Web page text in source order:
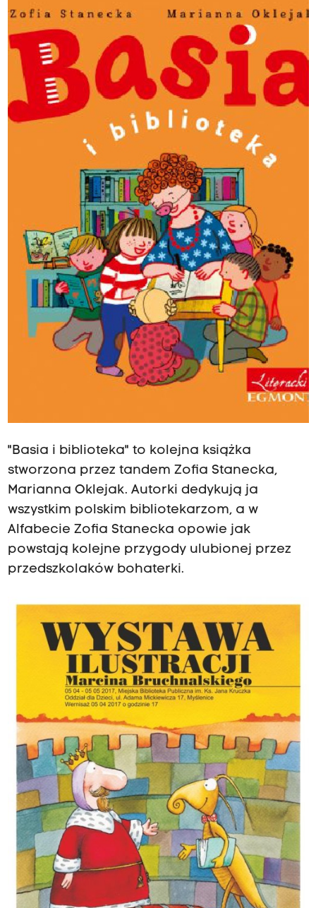
"Basia i biblioteka" to kolejna książka
stworzona przez tandem Zofia Stanecka,
Marianna Oklejak. Autorki dedykują ja
wszystkim polskim bibliotekarzom, a w
Alfabecie Zofia Stanecka opowie jak
powstają kolejne przygody ulubionej przez
przedszkolaków bohaterki.